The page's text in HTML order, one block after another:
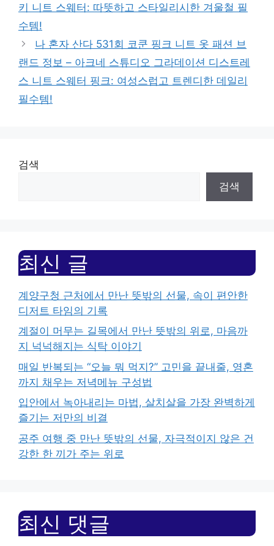
키 니트 스웨터: 따뜻하고 스타일리시한 겨울철 필
수템!
나 혼자 산다 531회 코쿤 핑크 니트 옷 패션 브
랜드 정보 – 아크네 스튜디오 그라데이션 디스트레
스 니트 스웨터 핑크: 여성스럽고 트렌디한 데일리
필수템!
검색
검색
최신 글
계양구청 근처에서 만난 뜻밖의 선물, 속이 편안한
디저트 타임의 기록
계절이 머무는 길목에서 만난 뜻밖의 위로, 마음까
지 넉넉해지는 식탁 이야기
매일 반복되는 “오늘 뭐 먹지?” 고민을 끝내줄, 영혼
까지 채우는 저녁메뉴 구성법
입안에서 녹아내리는 마법, 살치살을 가장 완벽하게
즐기는 저만의 비결
공주 여행 중 만난 뜻밖의 선물, 자극적이지 않은 건
강한 한 끼가 주는 위로
최신 댓글